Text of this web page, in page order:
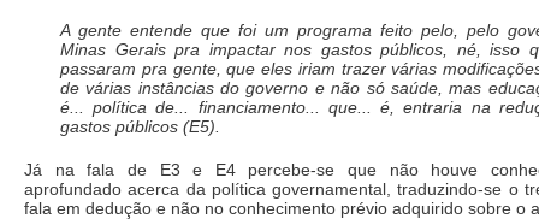
A gente entende que foi um programa feito pelo, pelo
Minas Gerais pra impactar nos gastos públicos, né, isso
passaram pra gente, que eles iriam trazer várias
de várias instâncias do governo e não só saúde, mas
é... política de... financiamento... que... é, entraria na
gastos públicos (E5).
Já na fala de E3 e E4 percebe-se que não houve
aprofundado acerca da política governamental, traduzindo-se o
fala em dedução e não no conhecimento prévio adquirido sobre o